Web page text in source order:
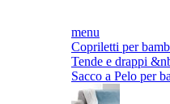
menu
Copriletti per
Tende e drappi
Sacco a Pelo per